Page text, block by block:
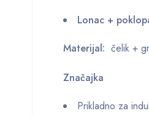
Lonac +
Materijal: čelik +
Značajka
Prikladno za